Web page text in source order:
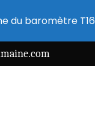
du baromètre T16